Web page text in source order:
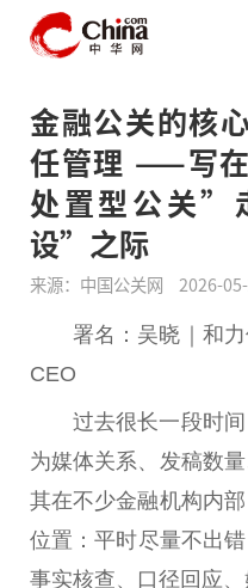
金融公关的核
任管理 ——写
处置型公关”
设”之际
来源：中国公关网 2026-
署名：吴晓｜和
CEO
过去很长一段时间
为媒体关系、发稿数
其在不少金融机构内
位置：平时尽量不出
事实核查、口径回应、